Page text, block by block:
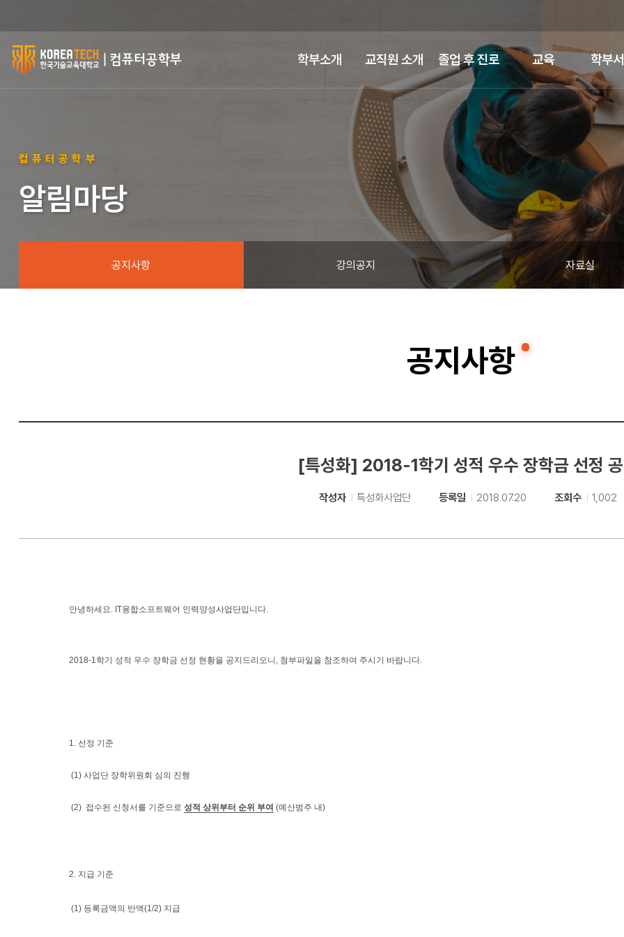
한
육
교
학
학부소개 교직원 소개 졸업 후 진로 교육 학부
컴퓨터공학부
알림마당
공지사항 강의공지 자료실
공지사항
[특성화] 2018-1학기 성적 우수 장학금 선정 공
작성자 특성화사업단 등록일 2018.07.20 조회수 1,002
안녕하세요 . IT융합소프트웨어 인력양성사업단입니다
2018-1 학기 성적 우수 장학금 선정 현황을 공지드리오니, 첨부파일을 참조하여 주시기 바랍니다.
1. 선정 기준
(1) 사업단 장학위원회 심의 진행
(2) 접수된 신청서를 기준으로 성적 상위부터 순위 부여 (예산범주 내)
2. 지급 기준
(1) 등록금액의 반액(1/2) 지급